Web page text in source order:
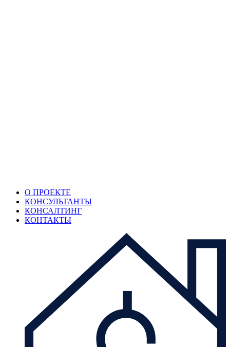
О ПРОЕКТЕ
КОНСУЛЬТАНТЫ
КОНСАЛТИНГ
КОНТАКТЫ